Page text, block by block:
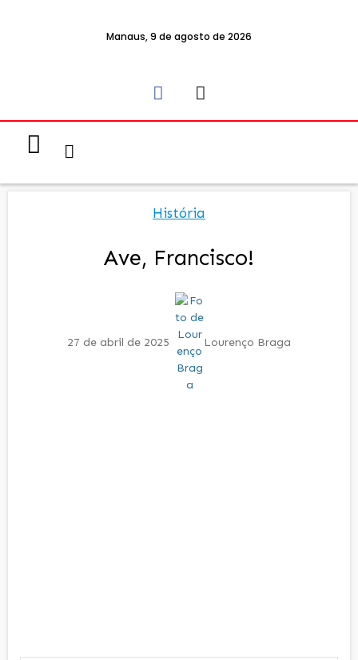
Manaus, 9 de agosto de 2026
História
Ave, Francisco!
27 de abril de 2025 Lourenço Braga